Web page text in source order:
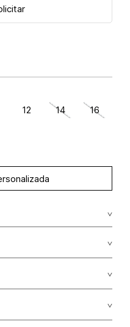
12 14 16
100% 100.00%
no secar en maquina
Master Card y American